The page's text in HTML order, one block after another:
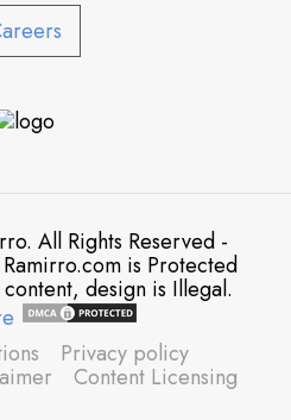
All Rights Reserved -
is Protected
design is Illegal.
Privacy policy
Content Licensing